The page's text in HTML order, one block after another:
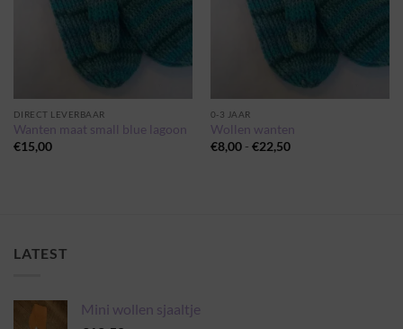
DIRECT LEVERBAAR
Wanten maat small blue lagoon
€15,00
0-3 JAAR
Wollen wanten
€8,00 - €22,50Prijsklasse:
LATEST
Mini wollen sjaaltje